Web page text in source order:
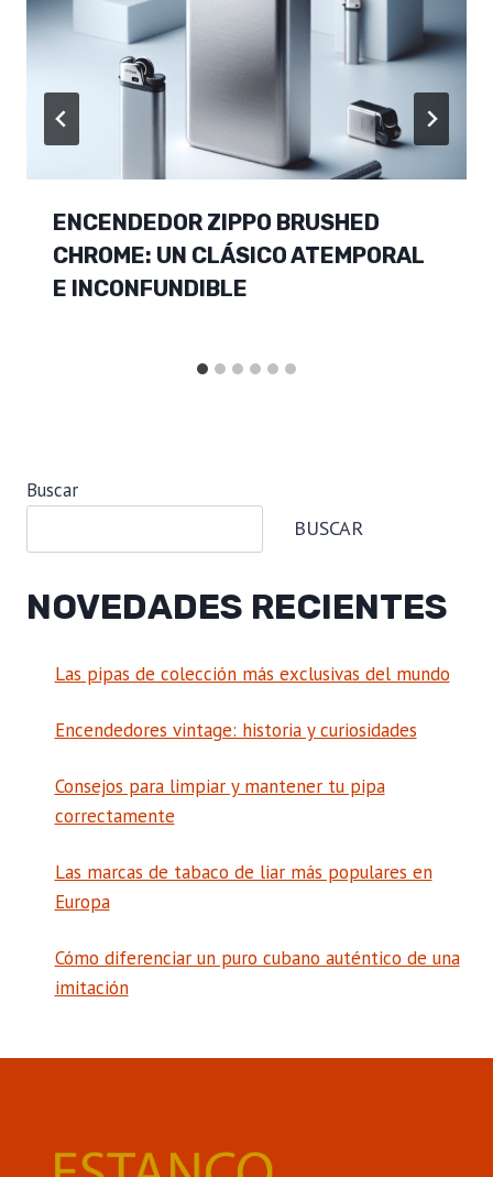
ENCENDEDOR ZIPPO BRUSHED
CHROME: UN CLÁSICO ATEMPORAL
E INCONFUNDIBLE
Buscar
BUSCAR
NOVEDADES RECIENTES
Las pipas de colección más exclusivas del mundo
Encendedores vintage: historia y curiosidades
Consejos para limpiar y mantener tu pipa
correctamente
Las marcas de tabaco de liar más populares en
Europa
Cómo diferenciar un puro cubano auténtico de una
imitación